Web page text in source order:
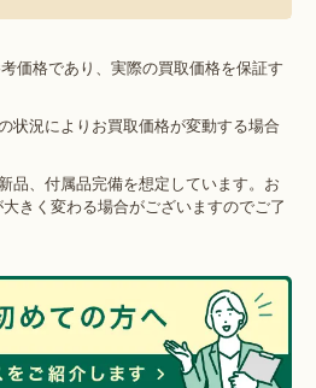
価格であり、実際の買取価格を保証す
状況によりお買取価格が変動する場合
品、付属品完備を想定しています。お
きく変わる場合がございますのでご了